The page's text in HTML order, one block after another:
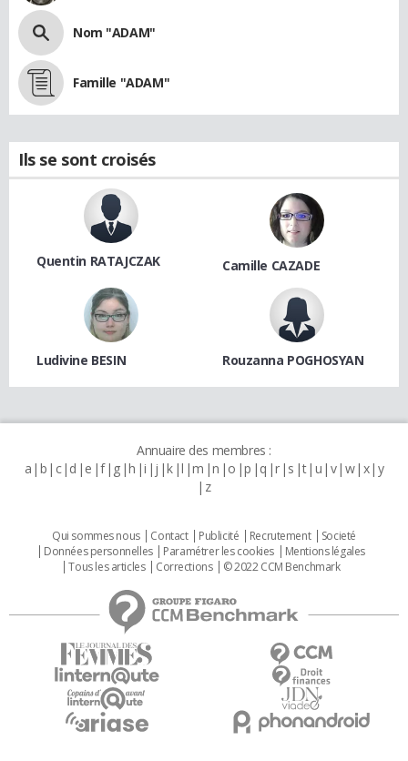
Nom "ADAM"
Famille "ADAM"
Ils se sont croisés
Quentin RATAJCZAK Camille CAZADE
Ludivine BESIN Rouzanna POGHOSYAN
Annuaire des membres :
a b c d e f g h i j k l m n o p q r s t u v w x y
z
Qui sommes nous Contact Publicité Recrutement
Societé
Données personnelles
Paramétrer les cookies
Mentions légales
Tous les articles
Corrections © 2022 CCM Benchmark